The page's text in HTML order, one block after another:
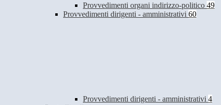
Provvedimenti organi indirizzo-politico 49
Provvedimenti dirigenti - amministrativi 60
Provvedimenti dirigenti - amministrativi 4